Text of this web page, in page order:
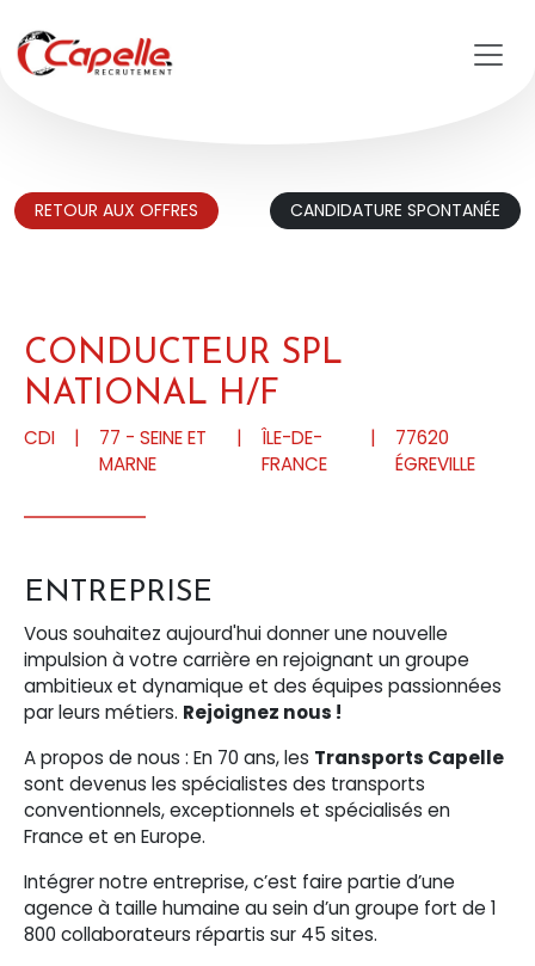
RETOUR AUX OFFRES CANDIDATURE SPONTANÉE
CONDUCTEUR SPL
NATIONAL H/F
CDI |
77 - SEINE ET
MARNE
|
ÎLE-DE-
FRANCE
|
77620
ÉGREVILLE
ENTREPRISE
Vous souhaitez aujourd'hui donner une nouvelle
impulsion à votre carrière en rejoignant un groupe
ambitieux et dynamique et des équipes passionnées
par leurs métiers. Rejoignez nous !
A propos de nous : En 70 ans, les Transports Capelle
sont devenus les spécialistes des transports
conventionnels, exceptionnels et spécialisés en
France et en Europe.
Intégrer notre entreprise, c’est faire partie d’une
agence à taille humaine au sein d’un groupe fort de 1
800 collaborateurs répartis sur 45 sites.